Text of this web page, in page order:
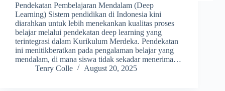
Pendekatan Pembelajaran Mendalam (Deep
Learning) Sistem pendidikan di Indonesia kini
diarahkan untuk lebih menekankan kualitas proses
belajar melalui pendekatan deep learning yang
terintegrasi dalam Kurikulum Merdeka. Pendekatan
ini menitikberatkan pada pengalaman belajar yang
mendalam, di mana siswa tidak sekadar menerima…
Tenry Colle
August 20, 2025